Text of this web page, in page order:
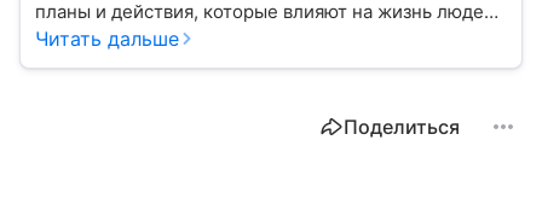
планы и действия, которые влияют на жизнь людей
уже сегодня.
Читать дальше
Поделиться